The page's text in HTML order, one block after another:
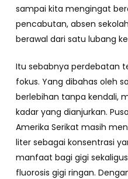
sampai kita mengingat
pencabutan, absen
berawal dari satu lubang
Itu sebabnya perdebatan
fokus. Yang dibahas oleh
berlebihan tanpa kendali,
kadar yang dianjurkan.
Amerika Serikat masih
liter sebagai konsentrasi
manfaat bagi gigi
fluorosis gigi ringan.